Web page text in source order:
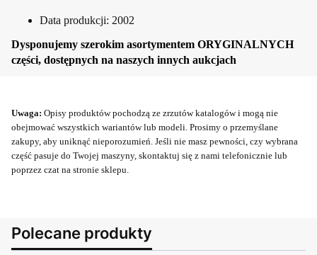
Data produkcji: 2002
Dysponujemy szerokim asortymentem ORYGINALNYCH
części, dostępnych na naszych innych aukcjach
Uwaga: Opisy produktów pochodzą ze zrzutów katalogów i mogą nie
obejmować wszystkich wariantów lub modeli. Prosimy o przemyślane
zakupy, aby uniknąć nieporozumień. Jeśli nie masz pewności, czy wybrana
część pasuje do Twojej maszyny, skontaktuj się z nami telefonicznie lub
poprzez czat na stronie sklepu.
Polecane produkty